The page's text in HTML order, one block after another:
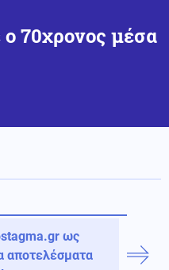
ο 70χρονος μέσα
ως
αποτελέσματα